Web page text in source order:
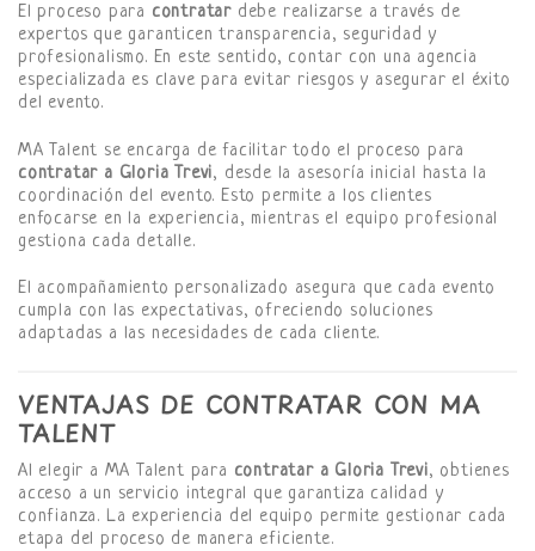
El proceso para contratar debe realizarse a través de
expertos que garanticen transparencia, seguridad y
profesionalismo. En este sentido, contar con una agencia
especializada es clave para evitar riesgos y asegurar el éxito
del evento.
MA Talent se encarga de facilitar todo el proceso para
contratar a Gloria Trevi, desde la asesoría inicial hasta la
coordinación del evento. Esto permite a los clientes
enfocarse en la experiencia, mientras el equipo profesional
gestiona cada detalle.
El acompañamiento personalizado asegura que cada evento
cumpla con las expectativas, ofreciendo soluciones
adaptadas a las necesidades de cada cliente.
VENTAJAS DE CONTRATAR CON MA
TALENT
Al elegir a MA Talent para contratar a Gloria Trevi, obtienes
acceso a un servicio integral que garantiza calidad y
confianza. La experiencia del equipo permite gestionar cada
etapa del proceso de manera eficiente.